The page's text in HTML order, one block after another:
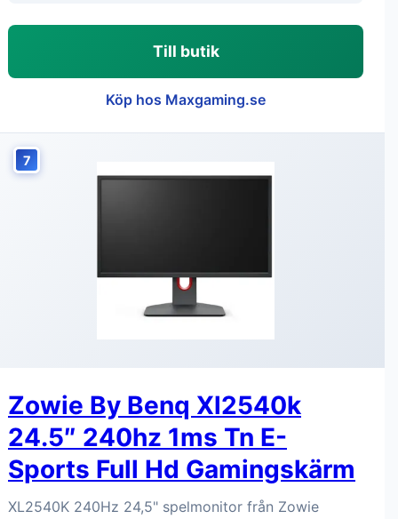
Till butik
Köp hos Maxgaming.se
7
Zowie By Benq Xl2540k
24.5″ 240hz 1ms Tn E-
Sports Full Hd Gamingskärm
XL2540K 240Hz 24,5" spelmonitor från Zowie